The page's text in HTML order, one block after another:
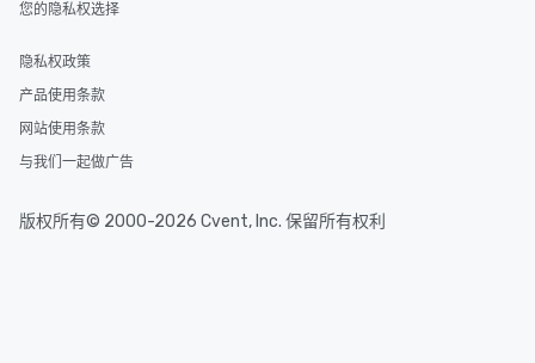
您的隐私权选择
隐私权政策
产品使用条款
网站使用条款
与我们一起做广告
版权所有© 2000-2026 Cvent, Inc. 保留所有权利